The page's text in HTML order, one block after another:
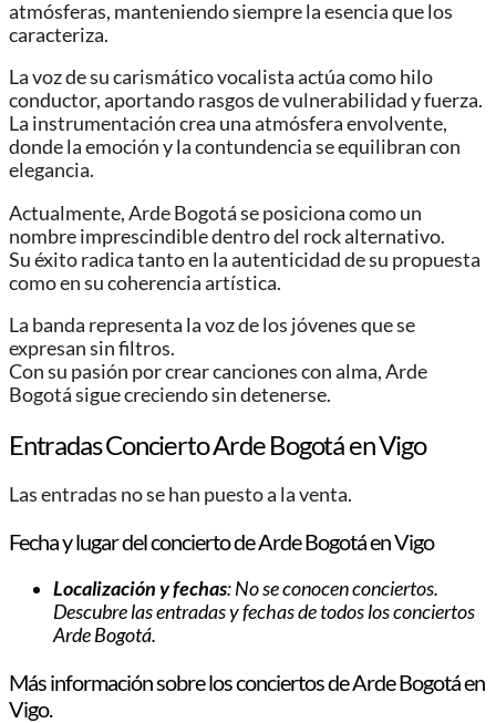
atmósferas, manteniendo siempre la esencia que los
caracteriza.
La voz de su carismático vocalista actúa como hilo
conductor, aportando rasgos de vulnerabilidad y fuerza.
La instrumentación crea una atmósfera envolvente,
donde la emoción y la contundencia se equilibran con
elegancia.
Actualmente, Arde Bogotá se posiciona como un
nombre imprescindible dentro del rock alternativo.
Su éxito radica tanto en la autenticidad de su propuesta
como en su coherencia artística.
La banda representa la voz de los jóvenes que se
expresan sin filtros.
Con su pasión por crear canciones con alma, Arde
Bogotá sigue creciendo sin detenerse.
Entradas Concierto Arde Bogotá en Vigo
Las entradas no se han puesto a la venta.
Fecha y lugar del concierto de Arde Bogotá en Vigo
Localización y fechas: No se conocen conciertos.
Descubre las entradas y fechas de todos los conciertos
Arde Bogotá.
Más información sobre los conciertos de Arde Bogotá en
Vigo.